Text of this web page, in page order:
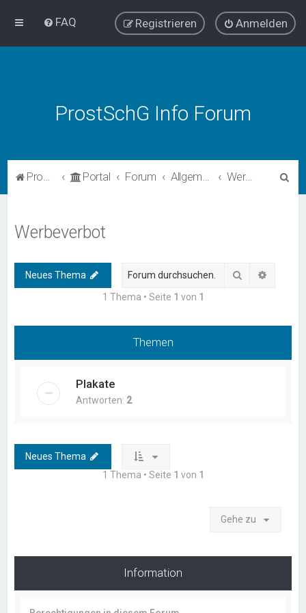
FAQ Anmelden
Registrieren
ProstSchG Info Forum
ProstSchG Portal Forum Allgemein Werbeverbot
Werbeverbot
Neues Thema Suche
1 Thema • Seite 1 von 1
Themen
Plakate
Antworten: 2
Neues Thema
1 Thema • Seite 1 von 1
Gehe zu
Information